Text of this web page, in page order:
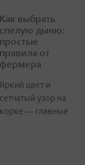
Как выбрать
спелую дыню:
простые
правила от
фермера
Яркий цвет и
сетчатый узор на
корке — главные